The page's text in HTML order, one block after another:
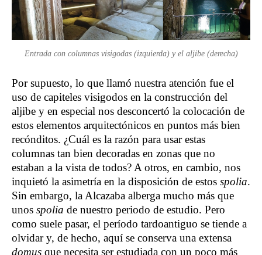
Entrada con columnas visigodas (izquierda) y el aljibe (derecha)
Por supuesto, lo que llamó nuestra atención fue el
uso de capiteles visigodos en la construcción del
aljibe y en especial nos desconcertó la colocación de
estos elementos arquitectónicos en puntos más bien
recónditos. ¿Cuál es la razón para usar estas
columnas tan bien decoradas en zonas que no
estaban a la vista de todos? A otros, en cambio, nos
inquietó la asimetría en la disposición de estos spolia.
Sin embargo, la Alcazaba alberga mucho más que
unos spolia de nuestro periodo de estudio. Pero
como suele pasar, el período tardoantiguo se tiende a
olvidar y, de hecho, aquí se conserva una extensa
domus que necesita ser estudiada con un poco más